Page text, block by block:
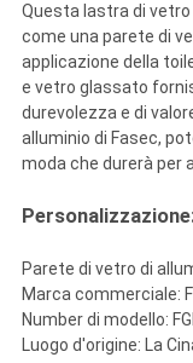
Questa lastra di
come una parete di
applicazione della
e vetro glassato
durevolezza e di
alluminio di Fasec,
moda che durerà per
Parete di vetro di
Marca commerciale:
Number di modello:
Luogo d'origine: La